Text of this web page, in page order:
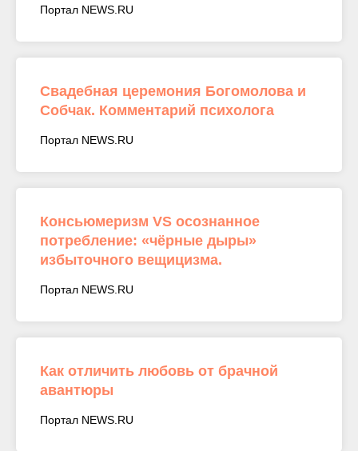
Портал NEWS.RU
Свадебная церемония Богомолова и
Собчак. Комментарий психолога
Портал NEWS.RU
Консьюмеризм VS осознанное
потребление: «чёрные дыры»
избыточного вещицизма.
Портал NEWS.RU
Как отличить любовь от брачной
авантюры
Портал NEWS.RU